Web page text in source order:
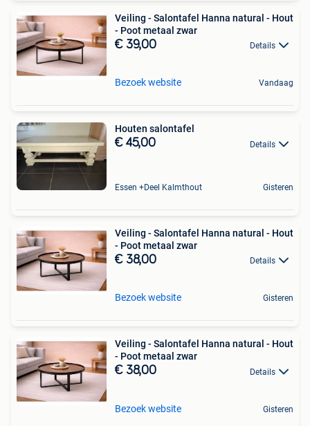
Veiling - Salontafel Hanna natural - Hout
- Poot metaal zwar
€ 39,00 Details
Bezoek website Vandaag
Houten salontafel
€ 45,00 Details
Essen +Deel Kalmthout Gisteren
Veiling - Salontafel Hanna natural - Hout
- Poot metaal zwar
€ 38,00 Details
Bezoek website Gisteren
Veiling - Salontafel Hanna natural - Hout
- Poot metaal zwar
€ 38,00 Details
Bezoek website Gisteren